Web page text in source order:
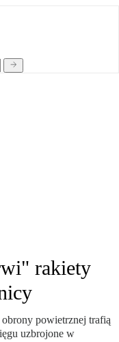
rakiety
powietrznej trafią
uzbrojone w